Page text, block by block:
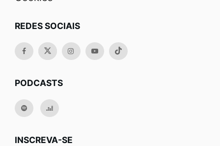
REDES SOCIAIS
PODCASTS
INSCREVA-SE